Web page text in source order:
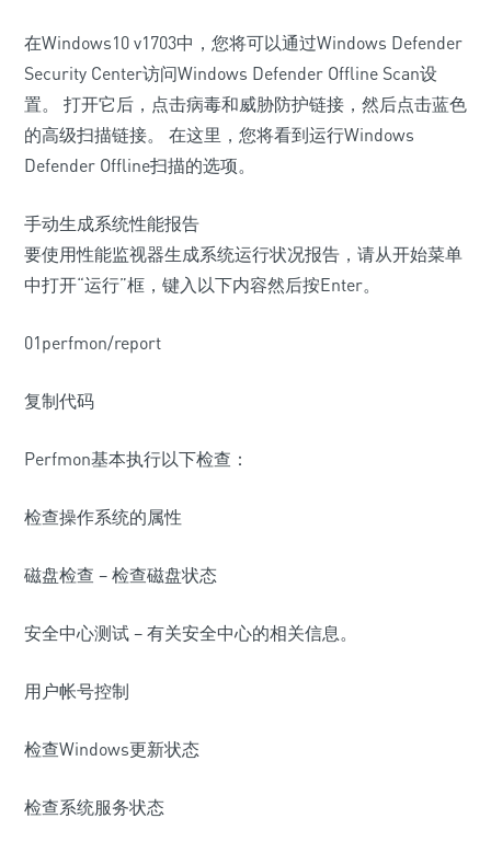
在Windows10 v1703中，您将可以通过Windows Defender
Security Center访问Windows Defender Offline Scan设
置。 打开它后，点击病毒和威胁防护链接，然后点击蓝色
的高级扫描链接。 在这里，您将看到运行Windows
Defender Offline扫描的选项。
手动生成系统性能报告
要使用性能监视器生成系统运行状况报告，请从开始菜单
中打开“运行”框，键入以下内容然后按Enter。
01perfmon/report
复制代码
Perfmon基本执行以下检查：
检查操作系统的属性
磁盘检查 – 检查磁盘状态
安全中心测试 – 有关安全中心的相关信息。
用户帐号控制
检查Windows更新状态
检查系统服务状态